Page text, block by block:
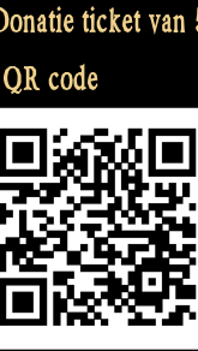
ticket van
code